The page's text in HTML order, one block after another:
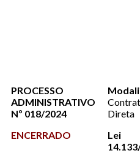
PROCESSO
ADMINISTRATIVO
Nº 018/2024
ENCERRADO
Direta
Lei